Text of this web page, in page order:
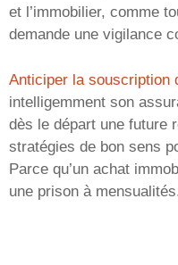
et l’immobilier, comme
demande une vigilance
Anticiper la souscription
intelligemment son
dès le départ une future
stratégies de bon sens
Parce qu’un achat
une prison à